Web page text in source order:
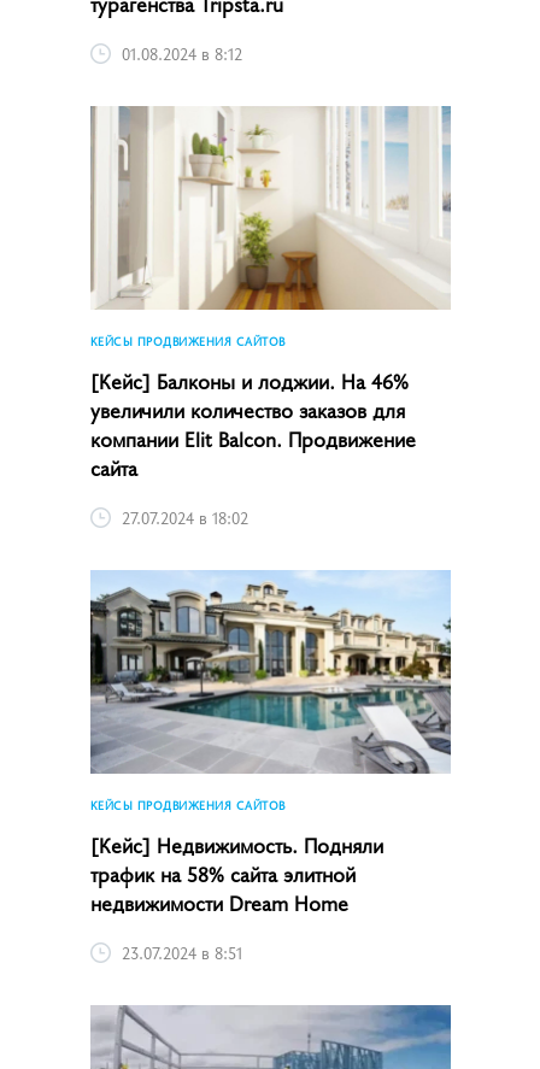
01.08.2024 в 8:12
КЕЙСЫ ПРОДВИЖЕНИЯ САЙТОВ
[Кейс] Балконы и лоджии. На 46%
увеличили количество заказов для
компании Elit Balcon. Продвижение
сайта
27.07.2024 в 18:02
КЕЙСЫ ПРОДВИЖЕНИЯ САЙТОВ
[Кейс] Недвижимость. Подняли
трафик на 58% сайта элитной
недвижимости Dream Home
23.07.2024 в 8:51